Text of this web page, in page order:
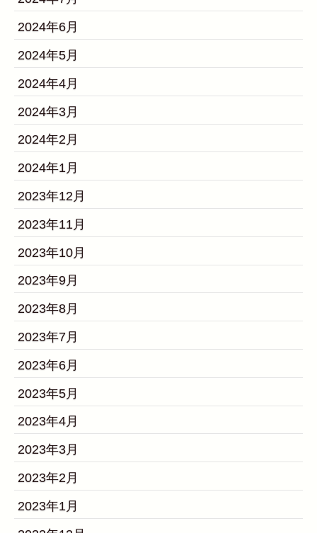
2024年6月
2024年5月
2024年4月
2024年3月
2024年2月
2024年1月
2023年12月
2023年11月
2023年10月
2023年9月
2023年8月
2023年7月
2023年6月
2023年5月
2023年4月
2023年3月
2023年2月
2023年1月